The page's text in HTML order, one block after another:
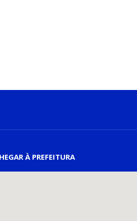
À PREFEITURA